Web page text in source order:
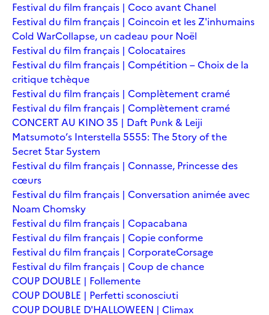
Festival du film français | Coco avant Chanel
Festival du film français | Coincoin et les Z'inhumains
Cold WarCollapse, un cadeau pour Noël
Festival du film français | Colocataires
Festival du film français | Compétition – Choix de la
critique tchèque
Festival du film français | Complètement cramé
Festival du film français | Complètement cramé
CONCERT AU KINO 35 | Daft Punk & Leiji
Matsumoto’s Interstella 5555: The 5tory of the
5ecret 5tar 5ystem
Festival du film français | Connasse, Princesse des
cœurs
Festival du film français | Conversation animée avec
Noam Chomsky
Festival du film français | Copacabana
Festival du film français | Copie conforme
Festival du film français | CorporateCorsage
Festival du film français | Coup de chance
COUP DOUBLE | Follemente
COUP DOUBLE | Perfetti sconosciuti
COUP DOUBLE D'HALLOWEEN | Climax